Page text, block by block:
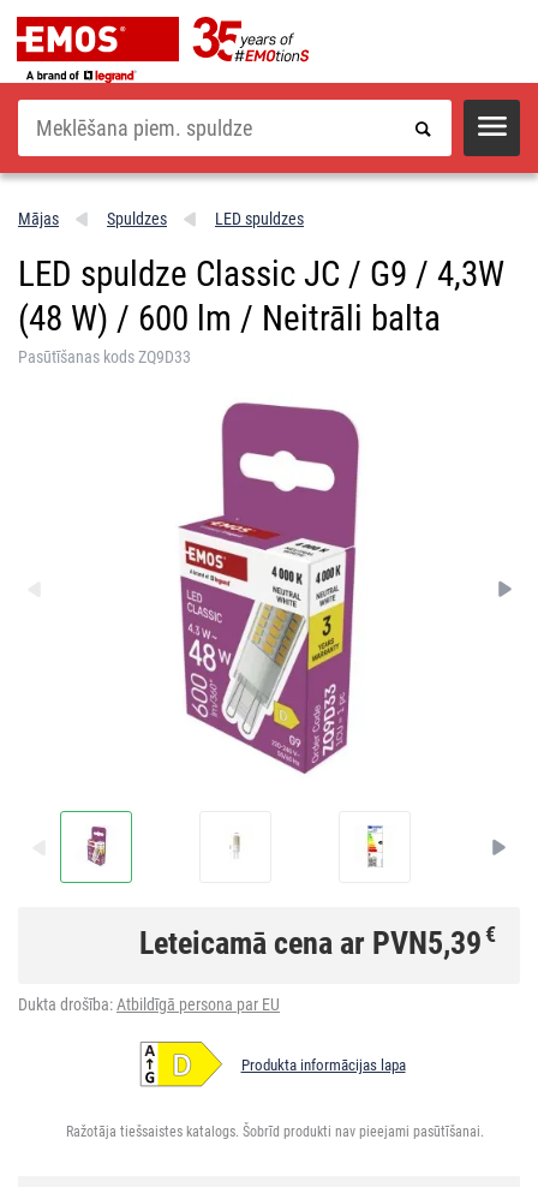
Meklēšana
Mājas Spuldzes LED spuldzes
LED spuldze Classic JC / G9 / 4,3W
(48 W) / 600 lm / Neitrāli balta
Pasūtīšanas kods ZQ9D33
Leteicamā cena ar PVN5,39€
Dukta drošība:Atbildīgā persona par EU
Produkta informācijas lapa
Ražotāja tiešsaistes katalogs. Šobrīd produkti nav pieejami pasūtīšanai.